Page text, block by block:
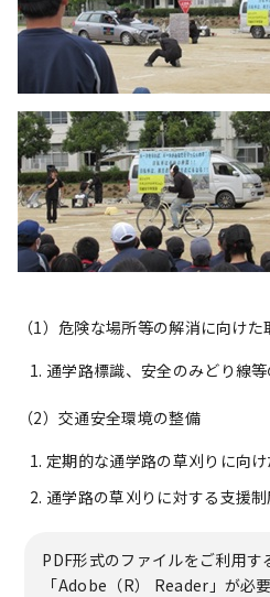
（1）危険な場所等の解消に向けた
通学路標識、安全のみどり線
（2）交通安全環境の整備
定期的な通学路の草刈りに向
通学路の草刈りに対する支援
PDF形式のファイルをご利用す
「Adobe（R） Reader」が必